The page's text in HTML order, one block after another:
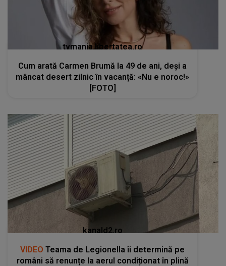
tvmania.libertatea.ro
Cum arată Carmen Brumă la 49 de ani, deși a
mâncat desert zilnic în vacanță: «Nu e noroc!»
[FOTO]
kanald2.ro
VIDEO Teama de Legionella îi determină pe
români să renunțe la aerul condiționat în plină